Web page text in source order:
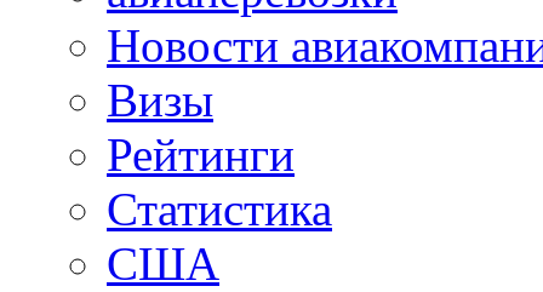
Новости
Визы
Рейтинги
Статистика
США